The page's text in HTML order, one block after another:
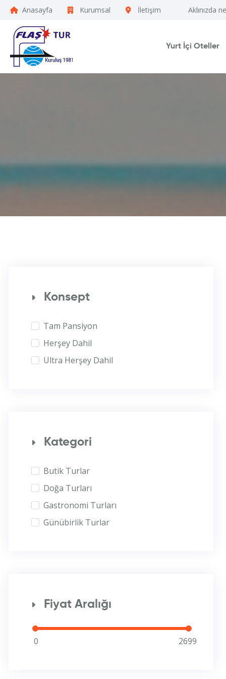
Anasayfa Kurumsal İletişim Aklınızda
Yurt İçi Oteller
Konsept
Tam Pansiyon
Herşey Dahil
Ultra Herşey Dahil
Kategori
Butik Turlar
Doğa Turları
Gastronomi Turları
Günübirlik Turlar
Fiyat Aralığı